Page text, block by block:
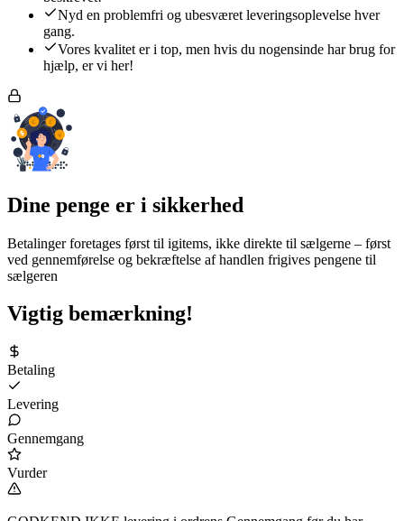
Nyd en problemfri og ubesværet leveringsoplevelse hver
gang.
Vores kvalitet er i top, men hvis du nogensinde har brug for
hjælp, er vi her!
Dine penge er i sikkerhed
Betalinger foretages først til igitems, ikke direkte til sælgerne – først
ved gennemførelse og bekræftelse af handlen frigives pengene til
sælgeren
Vigtig bemærkning!
Betaling
Levering
Gennemgang
Vurder